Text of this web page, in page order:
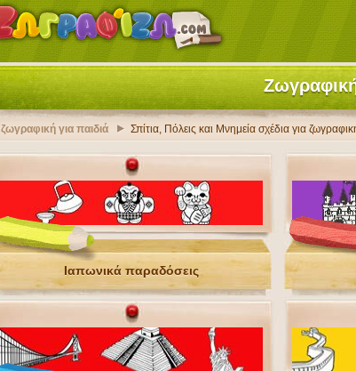
ζωγραφική για παιδιά Σπίτια, Πόλεις και Μνημεία σχέδια για
Ιαπωνικά παραδόσεις